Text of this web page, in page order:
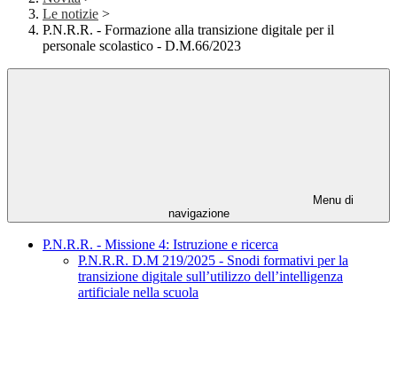
Le notizie >
P.N.R.R. - Formazione alla transizione digitale per il
personale scolastico - D.M.66/2023
Menu di
navigazione
P.N.R.R. - Missione 4: Istruzione e ricerca
P.N.R.R. D.M 219/2025 - Snodi formativi per la
transizione digitale sull’utilizzo dell’intelligenza
artificiale nella scuola